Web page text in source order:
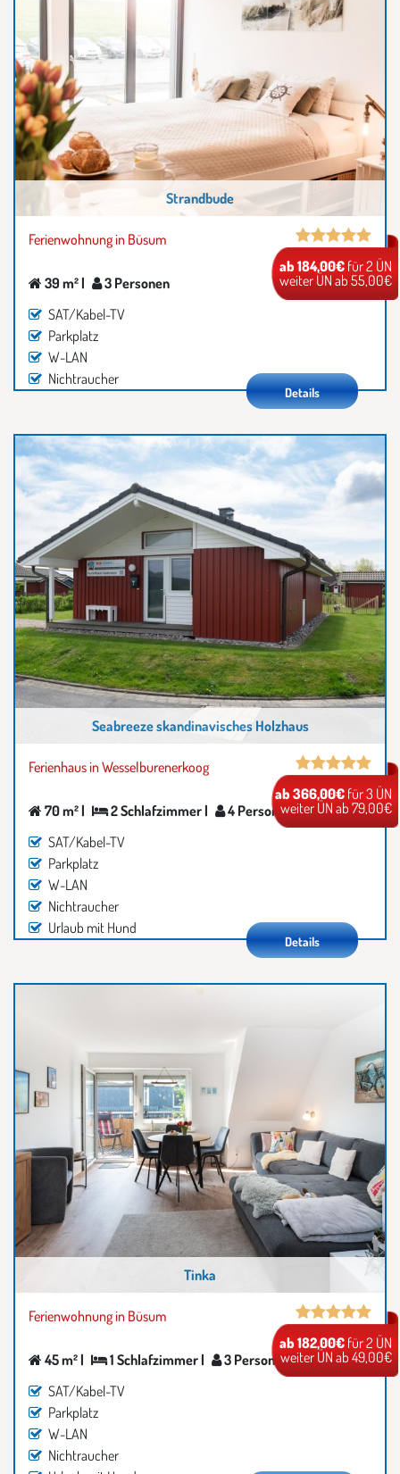
Strandbude
Ferienwohnung in Büsum
39 m² |
3 Personen
SAT/Kabel-TV
Parkplatz
W-LAN
Nichtraucher
ab 184,00€ für 2 ÜN
weiter ÜN ab 55,00€
Details
Seabreeze skandinavisches Holzhaus
Ferienhaus in Wesselburenerkoog
70 m² | 2 Schlafzimmer |
4 Personen
SAT/Kabel-TV
Parkplatz
W-LAN
Nichtraucher
Urlaub mit Hund
ab 366,00€ für 3 ÜN
weiter ÜN ab 79,00€
Details
Tinka
Ferienwohnung in Büsum
45 m² | 1 Schlafzimmer |
3 Personen
SAT/Kabel-TV
Parkplatz
W-LAN
Nichtraucher
ab 182,00€ für 2 ÜN
weiter ÜN ab 49,00€